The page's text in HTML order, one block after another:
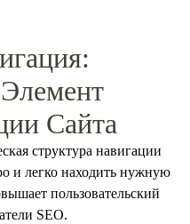
Сайта
структура навигации
и легко находить нужную
пользовательский
SEO.